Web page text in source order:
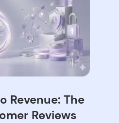
Revenue: The
Reviews